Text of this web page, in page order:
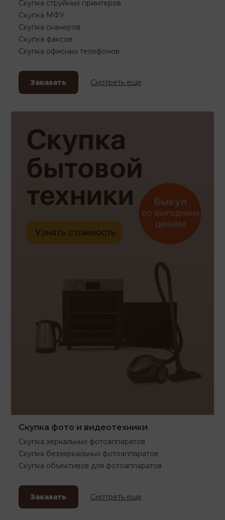
Скупка струйных принтеров
Скупка МФУ
Скупка сканеров
Скупка факсов
Скупка офисных телефонов
Заказать Смотреть еще
Скупка фото и видеотехники
Скупка зеркальных фотоаппаратов
Скупка беззеркальных фотоаппаратов
Скупка объективов для фотоаппаратов
Заказать Смотреть еще